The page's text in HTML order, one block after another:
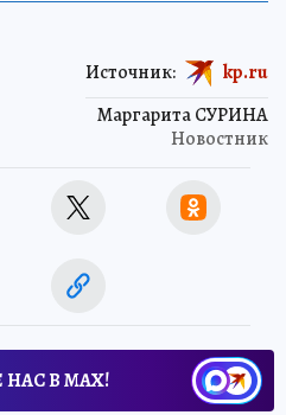
Маргарита СУРИНА
Новостник
Источник: kp.ru
НАС В МАХ!